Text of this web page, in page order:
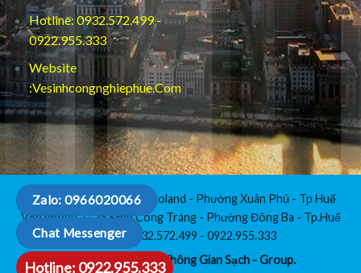
Hotline: 0932.572.499 -
0922.955.333
Website
:Vesinhcongnghiephue.Com
Văn Phòng 1 : C3-112 Vicoland - Phường Xuân Phú - Tp Huế
Văn phòng 2 : 25 Đinh Công Tráng - Phường Đông Ba - Tp.Huế
Hotline: 0932.572.499 - 0922.955.333
Copyright 2026 ©Không Gian Sạch - Group.
Zalo: 0966020066
Chat Messenger
Hotline: 0922.955.333